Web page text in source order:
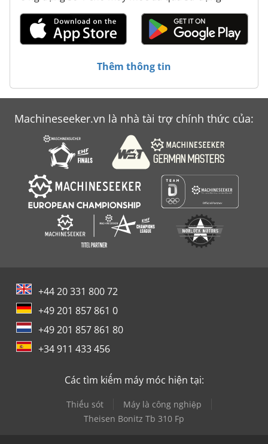
Thêm thông tin
Machineseeker.vn là nhà tài trợ chính thức của:
+44 20 331 800 72
+49 201 857 861 0
+49 201 857 861 80
+34 911 433 456
Các tìm kiếm máy móc hiện tại:
Thiếu sót
Máy là công nghiệp
Theisen Bonitz Tb 310 Fp